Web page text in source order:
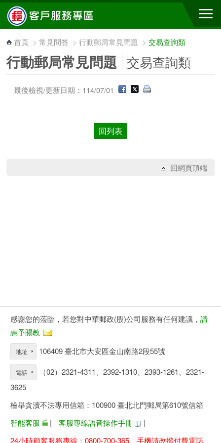
跳到主要內容區塊
首頁 >常見問答 >行動郵局常見問題 >交易查詢類
行動郵局常見問題 交易查詢類
最後檢視/更新日期：114/07/01
回列表
回網頁頂端
感謝您的蒞臨，若您對中華郵政(股)公司服務有任何建議， 請
惠予賜教
地址 106409 臺北市大安區金山南路2段55號
電話
（02）2321-4311、2392-1310、2393-1261、2321-
3625
檢舉貪瀆不法專用信箱：100900 臺北北門郵局第610號信箱
智能客服
| 客服專線語音操作手冊
|
24小時顧客服務專線：0800-700-365、手機請改撥付費電話